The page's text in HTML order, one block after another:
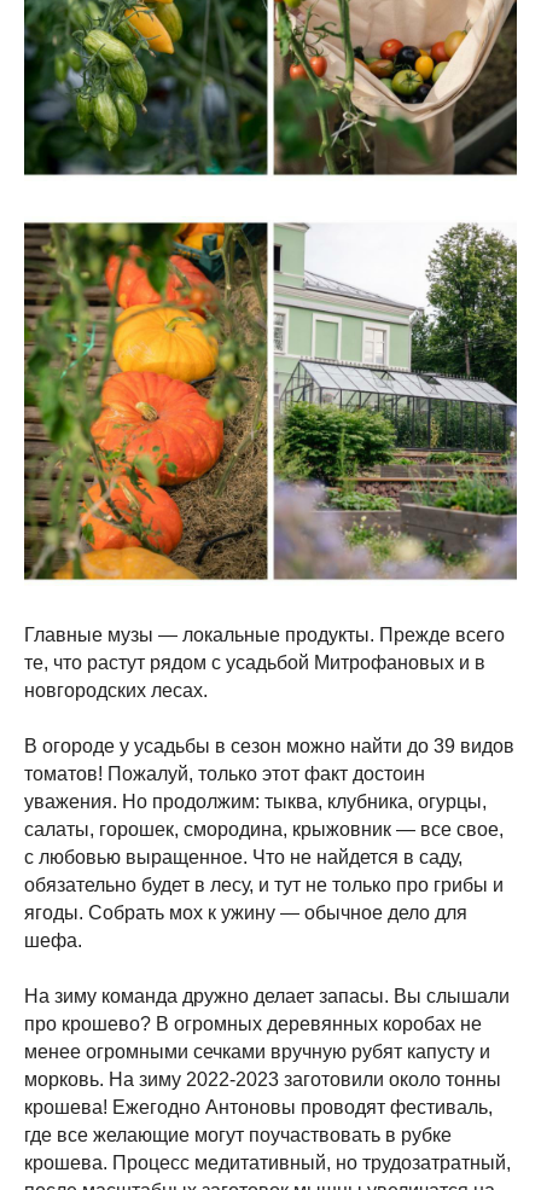
Главные музы — локальные продукты. Прежде всего
те, что растут рядом с усадьбой Митрофановых и в
новгородских лесах.
В огороде у усадьбы в сезон можно найти до 39 видов
томатов! Пожалуй, только этот факт достоин
уважения. Но продолжим: тыква, клубника, огурцы,
салаты, горошек, смородина, крыжовник — все свое,
с любовью выращенное. Что не найдется в саду,
обязательно будет в лесу, и тут не только про грибы и
ягоды. Собрать мох к ужину — обычное дело для
шефа.
На зиму команда дружно делает запасы. Вы слышали
про крошево? В огромных деревянных коробах не
менее огромными сечками вручную рубят капусту и
морковь. На зиму 2022-2023 заготовили около тонны
крошева! Ежегодно Антоновы проводят фестиваль,
где все желающие могут поучаствовать в рубке
крошева. Процесс медитативный, но трудозатратный,